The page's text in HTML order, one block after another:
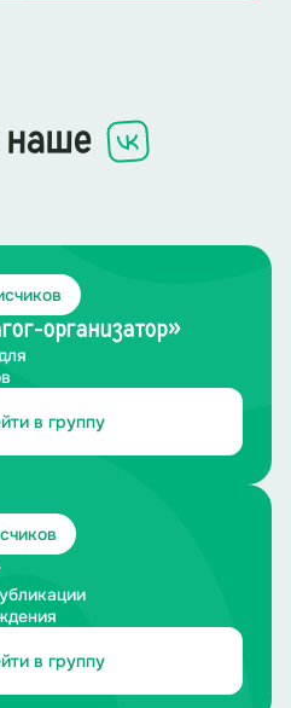
наше
организатор»
в группу
в группу